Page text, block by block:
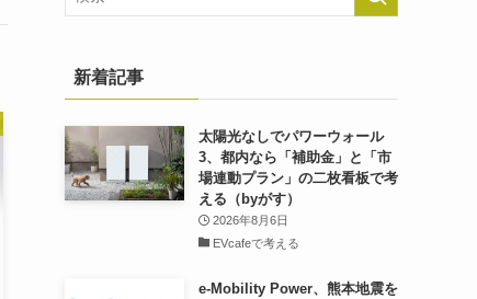
新着記事
太陽光なしでパワーウォール
3、都内なら「補助金」と「市
場連動プラン」の二枚看板で考
える（byがす）
2026年8月6日
EVcafeで考える
e-Mobility Power、熊本地震を